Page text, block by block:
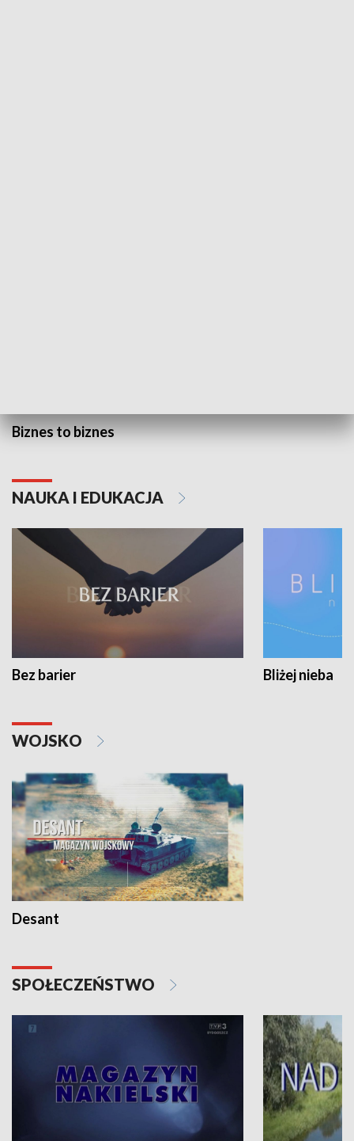
Biznes to biznes
NAUKA I EDUKACJA
Bez barier Bliżej nieba
WOJSKO
Desant
SPOŁECZEŃSTWO